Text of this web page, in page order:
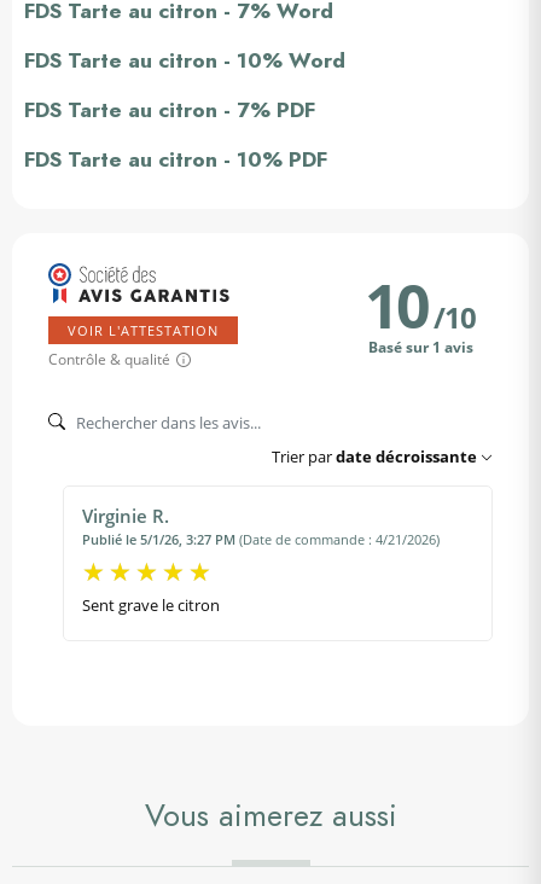
FDS Tarte au citron - 7% Word
FDS Tarte au citron - 10% Word
FDS Tarte au citron - 7% PDF
FDS Tarte au citron - 10% PDF
VOIR L'ATTESTATION
Contrôle & qualité
10/10
Basé sur 1 avis
Trier pardate décroissante
Virginie R.
Publié le 5/1/26, 3:27 PM (Date de commande : 4/21/2026)
Sent grave le citron
Vous aimerez aussi